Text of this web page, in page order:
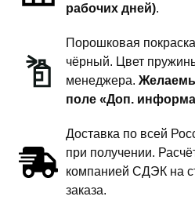
рабочих дней).
Порошковая
чёрный. Цвет
менеджера.
поле «Доп.
Доставка по всей
при получении.
компанией СДЭК на
заказа.